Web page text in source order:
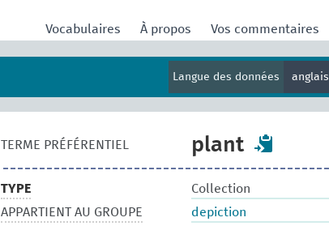
Vocabulaires À propos Vos commentaires
Langue des données anglais
TERME PRÉFÉRENTIEL plant
TYPE
Collection
APPARTIENT AU GROUPE
depiction